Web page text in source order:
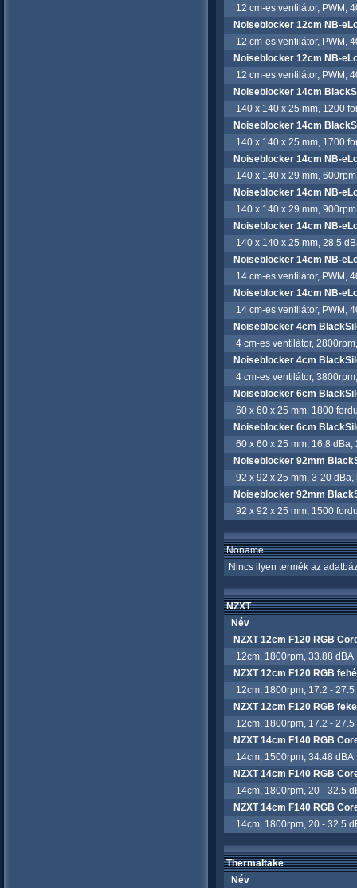
12 cm-es ventilátor, PWM,
Noiseblocker 12cm NB-
12 cm-es ventilátor, PWM,
Noiseblocker 12cm NB-
12 cm-es ventilátor, PWM,
Noiseblocker 14cm
140 x 140 x 25 mm, 1200
Noiseblocker 14cm
140 x 140 x 25 mm, 1700
Noiseblocker 14cm NB-
140 x 140 x 29 mm,
Noiseblocker 14cm NB-
140 x 140 x 29 mm,
Noiseblocker 14cm NB-
140 x 140 x 25 mm, 28.5
Noiseblocker 14cm NB-
14 cm-es ventilátor, PWM,
Noiseblocker 14cm NB-
14 cm-es ventilátor, PWM,
Noiseblocker 4cm
4 cm-es ventilátor,
Noiseblocker 4cm
4 cm-es ventilátor,
Noiseblocker 6cm
60 x 60 x 25 mm, 1800
Noiseblocker 6cm
60 x 60 x 25 mm, 16,8 dBa,
Noiseblocker 92mm
92 x 92 x 25 mm, 3-20 dBa,
Noiseblocker 92mm
92 x 92 x 25 mm, 1500
Noname
Nincs ilyen termék az
NZXT
Név
NZXT 12cm F120 RGB
12cm, 1800rpm, 33.88 dBA
NZXT 12cm F120 RGB
12cm, 1800rpm, 17.2 - 27.5
NZXT 12cm F120 RGB
12cm, 1800rpm, 17.2 - 27.5
NZXT 14cm F140 RGB
14cm, 1500rpm, 34.48 dBA
NZXT 14cm F140 RGB
14cm, 1800rpm, 20 - 32.5
NZXT 14cm F140 RGB
14cm, 1800rpm, 20 - 32.5
Thermaltake
Név